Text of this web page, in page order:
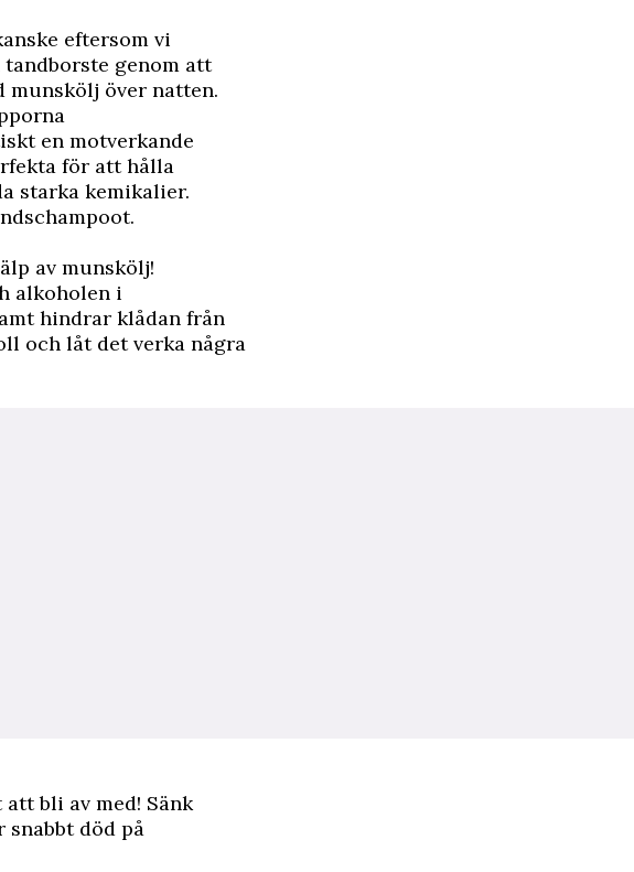
eftersom vi
genom att
munskölj över natten.
en motverkande
för att hålla
starka kemikalier.
av munskölj!
alkoholen i
hindrar klådan från
och låt det verka några
bli av med! Sänk
död på